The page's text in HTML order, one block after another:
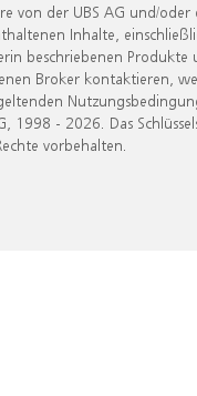
der UBS AG und/oder
Inhalte,
beschriebenen
Broker kontaktieren,
- 2026. Das
vorbehalten.